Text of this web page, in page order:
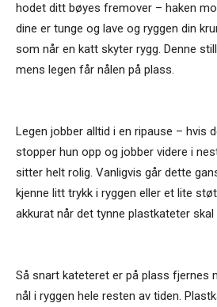
hodet ditt bøyes fremover – haken
dine er tunge og lave og ryggen din
som når en katt skyter rygg. Denne
mens legen får nålen på plass.
Legen jobber alltid i en ripause – hvis
stopper hun opp og jobber videre i
sitter helt rolig. Vanligvis går dette
kjenne litt trykk i ryggen eller et lite
akkurat når det tynne plastkateter
Så snart kateteret er på plass fjernes
nål i ryggen hele resten av tiden.